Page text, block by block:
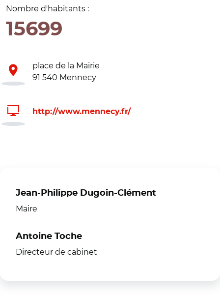
Nombre d'habitants :
15699
place de la Mairie
91 540 Mennecy
http://www.mennecy.fr/
Jean-Philippe Dugoin-Clément
Maire
Antoine Toche
Directeur de cabinet